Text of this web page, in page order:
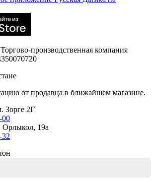
производственная компания
от продавца в ближайшем магазине.
Зорге 2Г
00
Орлыкол, 19а
32